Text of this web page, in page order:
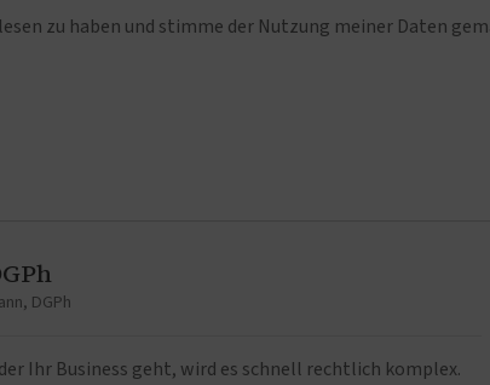
zu haben und stimme der Nutzung meiner Daten
DGPh
Ihr Business geht, wird es schnell rechtlich komplex.